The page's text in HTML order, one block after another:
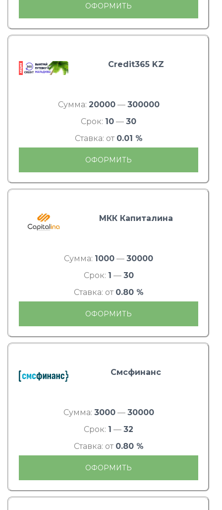
ОФОРМИТЬ
Credit365 KZ
Сумма: 20000— 300000
Срок: 10 — 30
Ставка: от 0.01 %
ОФОРМИТЬ
МКК Капиталина
Сумма: 1000 — 30000
Срок: 1 — 30
Ставка: от 0.80 %
ОФОРМИТЬ
Смсфинанс
Сумма: 3000— 30000
Срок: 1 — 32
Ставка: от 0.80 %
ОФОРМИТЬ